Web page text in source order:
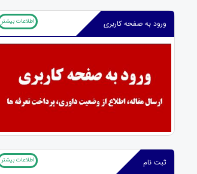
ورود به صفحه کاربری اطلاعات بیشتر
ثبت نام اطلاعات بیشتر